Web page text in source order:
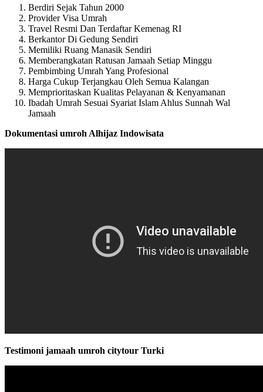
Berdiri Sejak Tahun 2000
Provider Visa Umrah
Travel Resmi Dan Terdaftar Kemenag RI
Berkantor Di Gedung Sendiri
Memiliki Ruang Manasik Sendiri
Memberangkatan Ratusan Jamaah Setiap Minggu
Pembimbing Umrah Yang Profesional
Harga Cukup Terjangkau Oleh Semua Kalangan
Memprioritaskan Kualitas Pelayanan & Kenyamanan
Ibadah Umrah Sesuai Syariat Islam Ahlus Sunnah Wal
Jamaah
Dokumentasi umroh Alhijaz Indowisata
Testimoni jamaah umroh citytour Turki